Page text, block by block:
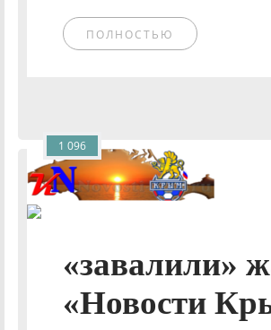
ПОЛНОСТЬЮ
«завалили»
«Новости
1 096